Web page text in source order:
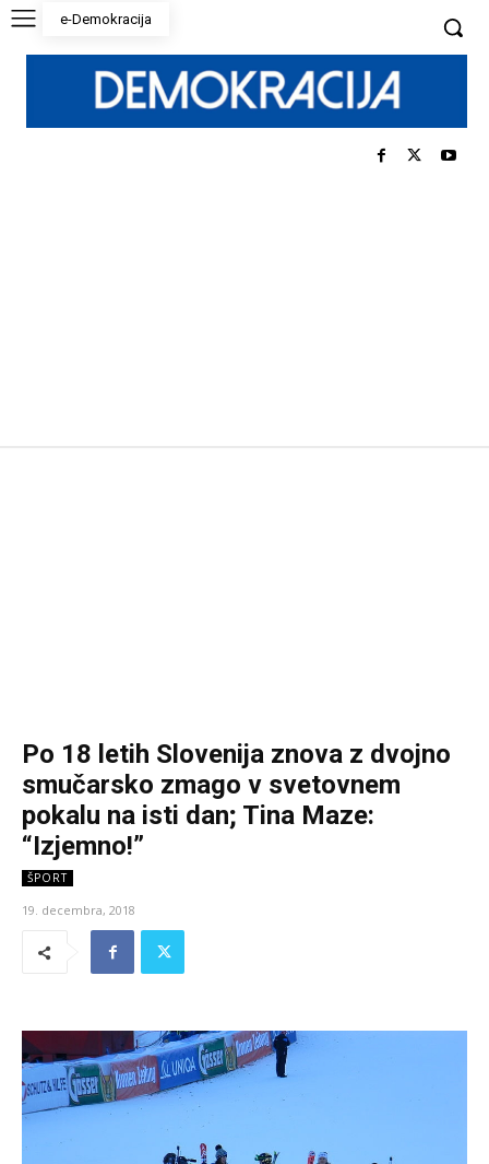
e-Demokracija
Po 18 letih Slovenija znova z dvojno
smučarsko zmago v svetovnem
pokalu na isti dan; Tina Maze:
“Izjemno!”
ŠPORT
19. decembra, 2018